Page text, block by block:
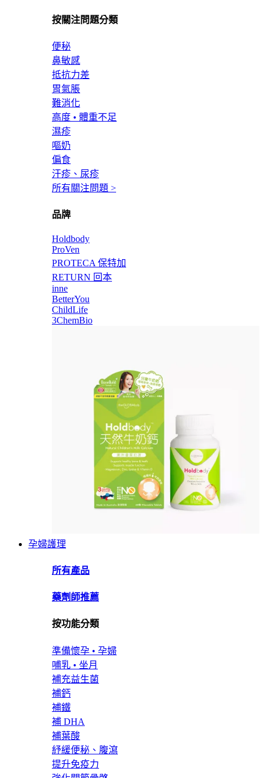
按關注問題分類
便秘
鼻敏感
抵抗力差
胃氣脹
難消化
高度 • 體重不足
濕疹
嘔奶
偏食
汗疹、尿疹
所有關注問題 >
品牌
Holdbody
ProVen
PROTECA 保特加
RETURN 回本
inne
BetterYou
ChildLife
3ChemBio
孕婦護理
所有產品
藥劑師推薦
按功能分類
準備懷孕 • 孕婦
哺乳 • 坐月
補充益生菌
補鈣
補鐵
補 DHA
補葉酸
紓緩便秘、腹瀉
提升免疫力